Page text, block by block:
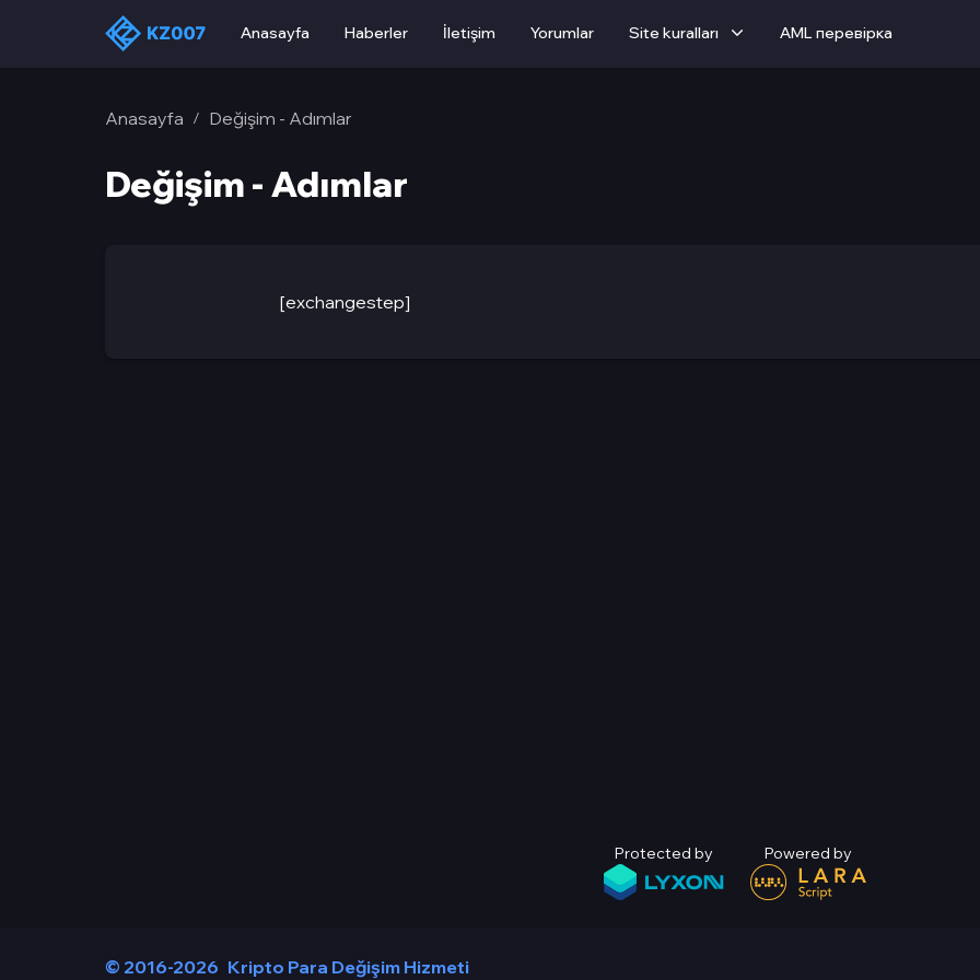
Anasayfa Haberler İletişim Yorumlar Site kuralları AML перевірка
Anasayfa / Değişim - Adımlar
Değişim - Adımlar
[exchangestep]
Protected by Powered by
© 2016-2026 Kripto Para Değişim Hizmeti